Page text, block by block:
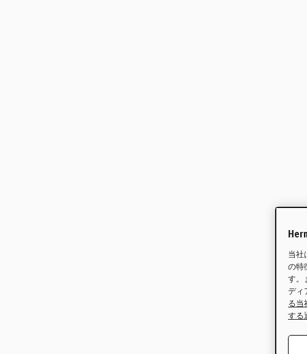
当社
の特
す。
ディ
る当
する